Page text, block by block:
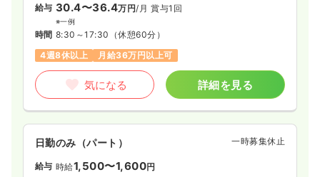
給与 30.4〜36.4万円/月 賞与1回
※一例
時間 8:30～17:30 （休憩60分）
4週8休以上
月給36万円以上可
気になる 詳細を見る
日勤のみ（パート） 一時募集休止
給与 時給1,500〜1,600円